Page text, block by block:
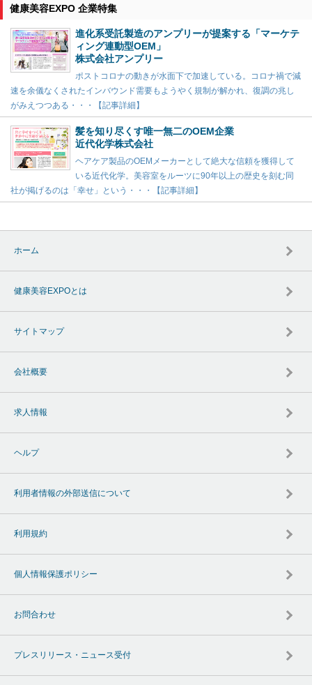
健康美容EXPO 企業特集
進化系受託製造のアンプリーが提案する「マーケテ
ィング連動型OEM」
株式会社アンプリー
ポストコロナの動きが水面下で加速している。コロナ禍で減
速を余儀なくされたインバウンド需要もようやく規制が解かれ、復調の兆し
がみえつつある・・・【記事詳細】
髪を知り尽くす唯一無二のOEM企業
近代化学株式会社
ヘアケア製品のOEMメーカーとして絶大な信頼を獲得して
いる近代化学。美容室をルーツに90年以上の歴史を刻む同
社が掲げるのは「幸せ」という・・・【記事詳細】
ホーム
健康美容EXPOとは
サイトマップ
会社概要
求人情報
ヘルプ
利用者情報の外部送信について
利用規約
個人情報保護ポリシー
お問合わせ
プレスリリース・ニュース受付